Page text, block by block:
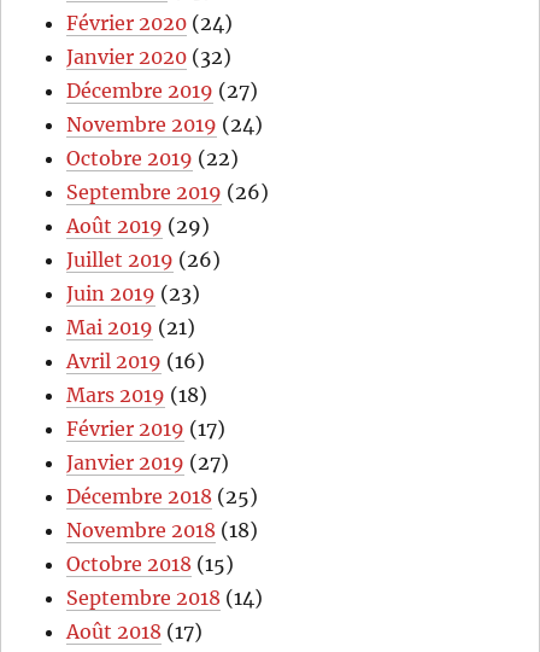
Février 2020 (24)
Janvier 2020 (32)
Décembre 2019 (27)
Novembre 2019 (24)
Octobre 2019 (22)
Septembre 2019 (26)
Août 2019 (29)
Juillet 2019 (26)
Juin 2019 (23)
Mai 2019 (21)
Avril 2019 (16)
Mars 2019 (18)
Février 2019 (17)
Janvier 2019 (27)
Décembre 2018 (25)
Novembre 2018 (18)
Octobre 2018 (15)
Septembre 2018 (14)
Août 2018 (17)